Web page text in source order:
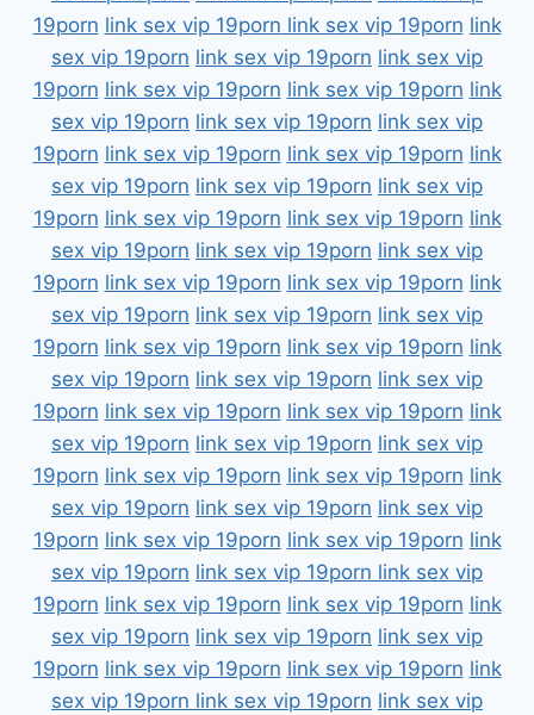
19porn link sex vip 19porn link sex vip 19porn link
sex vip 19porn link sex vip 19porn link sex vip
19porn link sex vip 19porn link sex vip 19porn link
sex vip 19porn link sex vip 19porn link sex vip
19porn link sex vip 19porn link sex vip 19porn link
sex vip 19porn link sex vip 19porn link sex vip
19porn link sex vip 19porn link sex vip 19porn link
sex vip 19porn link sex vip 19porn link sex vip
19porn link sex vip 19porn link sex vip 19porn link
sex vip 19porn link sex vip 19porn link sex vip
19porn link sex vip 19porn link sex vip 19porn link
sex vip 19porn link sex vip 19porn link sex vip
19porn link sex vip 19porn link sex vip 19porn link
sex vip 19porn link sex vip 19porn link sex vip
19porn link sex vip 19porn link sex vip 19porn link
sex vip 19porn link sex vip 19porn link sex vip
19porn link sex vip 19porn link sex vip 19porn link
sex vip 19porn link sex vip 19porn link sex vip
19porn link sex vip 19porn link sex vip 19porn link
sex vip 19porn link sex vip 19porn link sex vip
19porn link sex vip 19porn link sex vip 19porn link
sex vip 19porn link sex vip 19porn link sex vip